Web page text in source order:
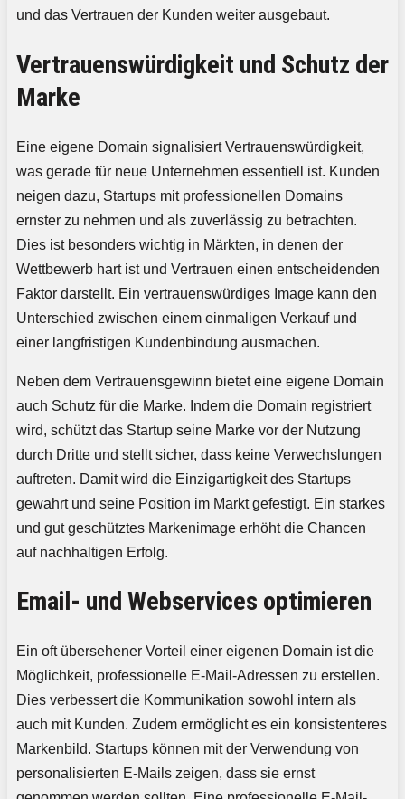
und das Vertrauen der Kunden weiter ausgebaut.
Vertrauenswürdigkeit und Schutz der
Marke
Eine eigene Domain signalisiert Vertrauenswürdigkeit,
was gerade für neue Unternehmen essentiell ist. Kunden
neigen dazu, Startups mit professionellen Domains
ernster zu nehmen und als zuverlässig zu betrachten.
Dies ist besonders wichtig in Märkten, in denen der
Wettbewerb hart ist und Vertrauen einen entscheidenden
Faktor darstellt. Ein vertrauenswürdiges Image kann den
Unterschied zwischen einem einmaligen Verkauf und
einer langfristigen Kundenbindung ausmachen.
Neben dem Vertrauensgewinn bietet eine eigene Domain
auch Schutz für die Marke. Indem die Domain registriert
wird, schützt das Startup seine Marke vor der Nutzung
durch Dritte und stellt sicher, dass keine Verwechslungen
auftreten. Damit wird die Einzigartigkeit des Startups
gewahrt und seine Position im Markt gefestigt. Ein starkes
und gut geschütztes Markenimage erhöht die Chancen
auf nachhaltigen Erfolg.
Email- und Webservices optimieren
Ein oft übersehener Vorteil einer eigenen Domain ist die
Möglichkeit, professionelle E-Mail-Adressen zu erstellen.
Dies verbessert die Kommunikation sowohl intern als
auch mit Kunden. Zudem ermöglicht es ein konsistenteres
Markenbild. Startups können mit der Verwendung von
personalisierten E-Mails zeigen, dass sie ernst